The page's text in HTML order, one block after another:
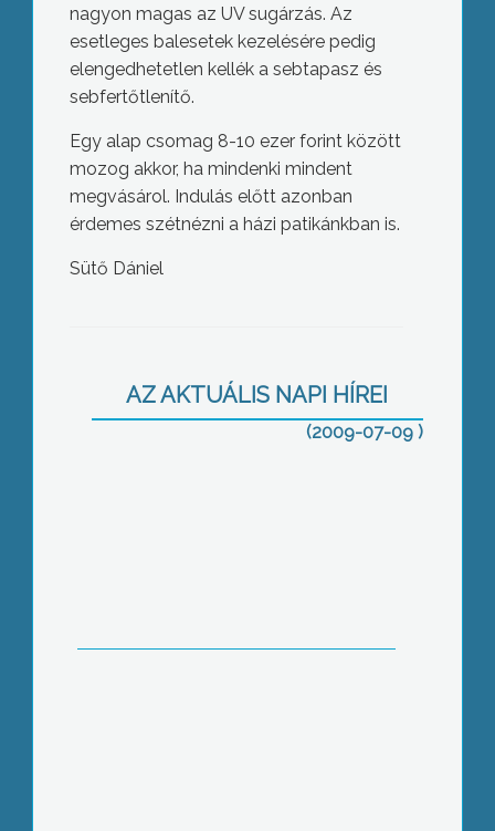
nagyon magas az UV sugárzás. Az
esetleges balesetek kezelésére pedig
elengedhetetlen kellék a sebtapasz és
sebfertőtlenítő.
Egy alap csomag 8-10 ezer forint között
mozog akkor, ha mindenki mindent
megvásárol. Indulás előtt azonban
érdemes szétnézni a házi patikánkban is.
Sütő Dániel
AZ AKTUÁLIS NAPI HÍREI
(2009-07-09 )